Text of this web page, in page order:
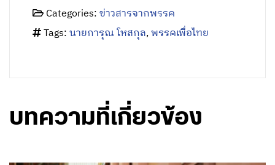
Categories:ข่าวสารจากพรรค
Tags:นายการุณ โหสกุล,พรรคเพื่อไทย
บทความที่เกี่ยวข้อง